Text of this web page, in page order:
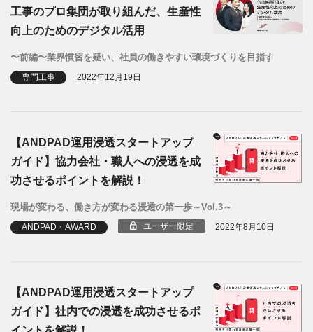
工事のプロ集団が取り組んだ、生産性
向上のためのデジタル活用
〜前編〜業界慣習を疑い、社員の働きやすい環境づくりを目指す
専門工事 2022年12月19日
【ANDPAD運用浸透スタートアップ
ガイド】協力会社・職人への浸透を成
功させるポイントを解説！
現場が変わる、働き方が変わる浸透の第一歩～Vol.3～
ANDPAD・AWARD ユーザー限定 2022年8月10日
【ANDPAD運用浸透スタートアップ
ガイド】社内での浸透を成功させるポ